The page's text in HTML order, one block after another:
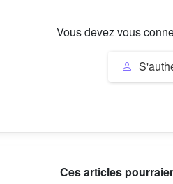
Vous devez vous
Ces articles